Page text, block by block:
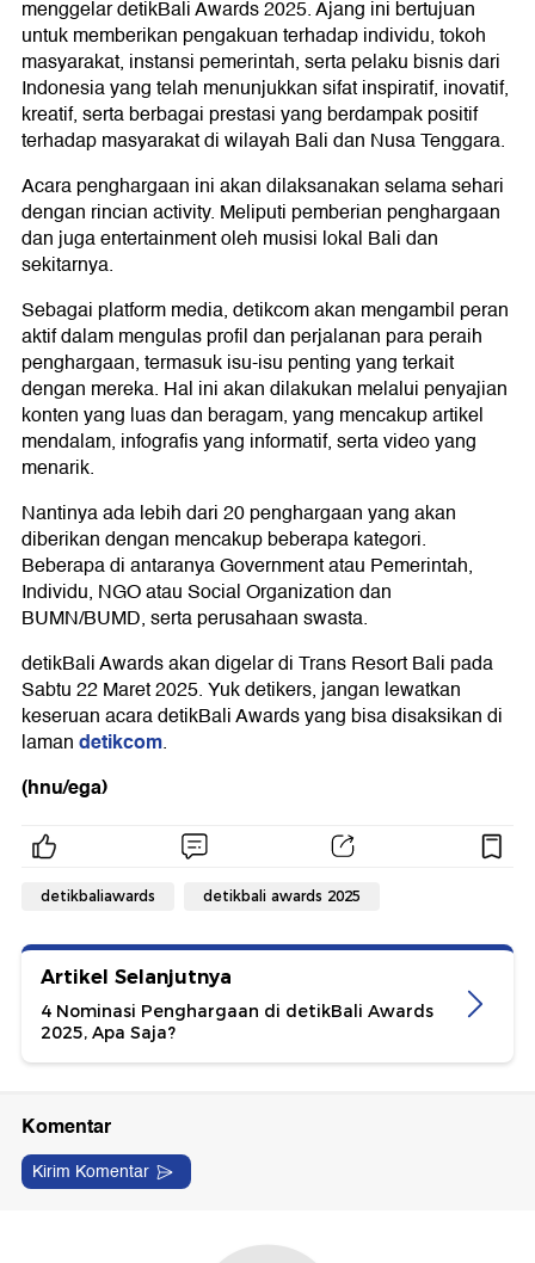
menggelar detikBali Awards 2025. Ajang ini bertujuan
untuk memberikan pengakuan terhadap individu, tokoh
masyarakat, instansi pemerintah, serta pelaku bisnis dari
Indonesia yang telah menunjukkan sifat inspiratif, inovatif,
kreatif, serta berbagai prestasi yang berdampak positif
terhadap masyarakat di wilayah Bali dan Nusa Tenggara.
Acara penghargaan ini akan dilaksanakan selama sehari
dengan rincian activity. Meliputi pemberian penghargaan
dan juga entertainment oleh musisi lokal Bali dan
sekitarnya.
Sebagai platform media, detikcom akan mengambil peran
aktif dalam mengulas profil dan perjalanan para peraih
penghargaan, termasuk isu-isu penting yang terkait
dengan mereka. Hal ini akan dilakukan melalui penyajian
konten yang luas dan beragam, yang mencakup artikel
mendalam, infografis yang informatif, serta video yang
menarik.
Nantinya ada lebih dari 20 penghargaan yang akan
diberikan dengan mencakup beberapa kategori.
Beberapa di antaranya Government atau Pemerintah,
Individu, NGO atau Social Organization dan
BUMN/BUMD, serta perusahaan swasta.
detikBali Awards akan digelar di Trans Resort Bali pada
Sabtu 22 Maret 2025. Yuk detikers, jangan lewatkan
keseruan acara detikBali Awards yang bisa disaksikan di
lamandetikcom.
(hnu/ega)
detikbaliawards detikbali awards 2025
Artikel Selanjutnya
4 Nominasi Penghargaan di detikBali Awards
2025, Apa Saja?